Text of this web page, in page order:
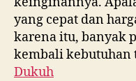
yang cepat dan
karena itu, banyak
kembali kebutuhan
Dukuh